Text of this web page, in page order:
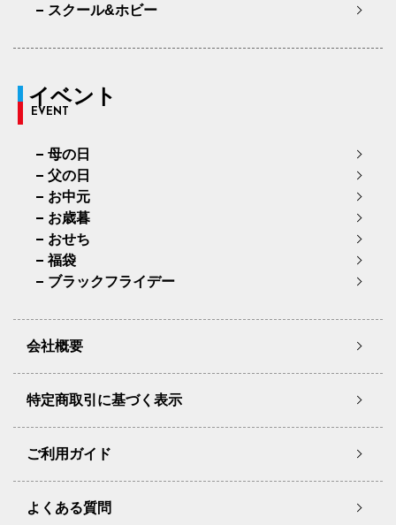
スクール&ホビー
イベント
EVENT
母の日
父の日
お中元
お歳暮
おせち
福袋
ブラックフライデー
会社概要
特定商取引に基づく表示
ご利用ガイド
よくある質問